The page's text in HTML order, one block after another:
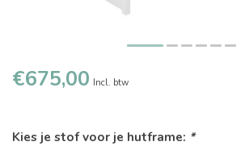
€675,00 Incl. btw
Kies je stof voor je hutframe: *